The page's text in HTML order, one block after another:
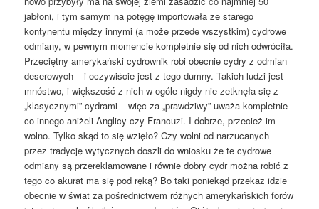
jabłoni, i tym samym na potęgę importowała ze starego
kontynentu między innymi (a może przede wszystkim) cydrowe
odmiany, w pewnym momencie kompletnie się od nich odwróciła.
Przeciętny amerykański cydrownik robi obecnie cydry z odmian
deserowych – i oczywiście jest z tego dumny. Takich ludzi jest
mnóstwo, i większość z nich w ogóle nigdy nie zetknęła się z
„klasycznymi” cydrami – więc za „prawdziwy” uważa kompletnie
co innego aniżeli Anglicy czy Francuzi. I dobrze, przecież im
wolno. Tylko skąd to się wzięło? Czy wolni od narzucanych
przez tradycję wytycznych doszli do wniosku że te cydrowe
odmiany są przereklamowane i równie dobry cydr można robić z
tego co akurat ma się pod ręką? Bo taki poniekąd przekaz idzie
obecnie w świat za pośrednictwem różnych amerykańskich forów